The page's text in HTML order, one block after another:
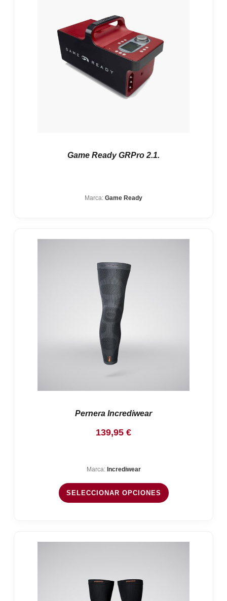
Game Ready GRPro 2.1.
Marca: Game Ready
Pernera Incrediwear
139,95 €
Marca: Incrediwear
SELECCIONAR OPCIONES